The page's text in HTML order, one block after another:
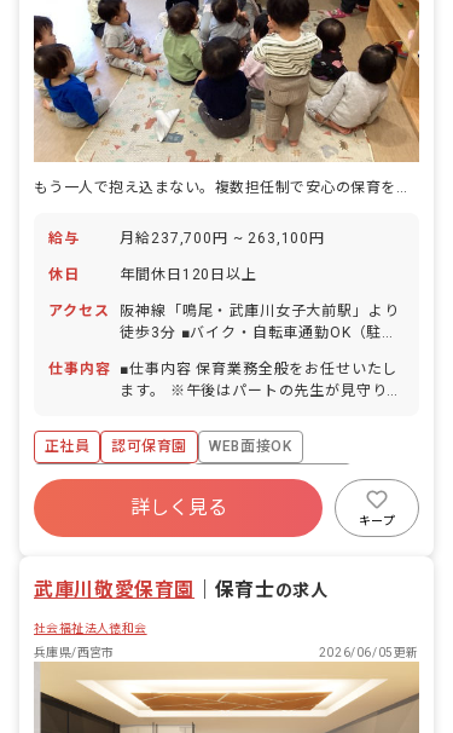
もう一人で抱え込まない。複数担任制で安心の保育を実現できます。
給与 月給237,700円 ~ 263,100円
休日 年間休日120日以上
アクセス
阪神線「鳴尾・武庫川女子大前駅」より
徒歩3分 ■バイク・自転車通勤OK（駐輪
仕事内容
■仕事内容 保育業務全般をお任せいたし
ます。 ※午後はパートの先生が見守りし
ット記録の時間も確保できます。 ■保育
理念 「子どもたちの笑顔と未来のため
に」 安全に配慮した環境のもと、こども
たちの笑顔のため、そして豊かな感性を
育むため、深い愛情をもって接すること
を保育理念としています。 ■保育の特徴
操・リトミックや造形など、子どもたち
講師が子ども達と一緒に活動します。
正社員 認可保育園
WEB面接OK
ボーナス・賞与あり
年間休日120日以上
寮・住宅・家賃補助あり
社会保険完備
詳しく見る
キープ
武庫川敬愛保育園 保育士の求人
社会福祉法人徳和会
兵庫県/西宮市
2026/06/05更新